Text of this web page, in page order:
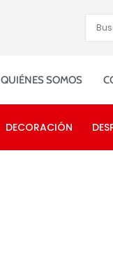
QUIÉNES SOMOS
DECORACIÓN